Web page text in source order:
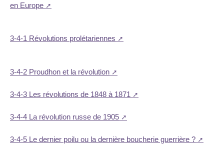
en Europe
3-4-1 Révolutions prolétariennes
3-4-2 Proudhon et la révolution
3-4-3 Les révolutions de 1848 à 1871
3-4-4 La révolution russe de 1905
3-4-5 Le dernier poilu ou la dernière boucherie guerrière ?